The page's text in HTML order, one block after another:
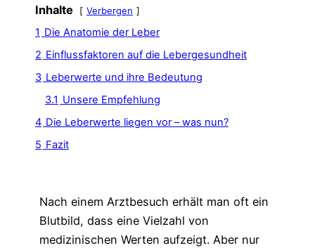
Inhalte Verbergen
1 Die Anatomie der Leber
2 Einflussfaktoren auf die Lebergesundheit
3 Leberwerte und ihre Bedeutung
3.1 Unsere Empfehlung
4 Die Leberwerte liegen vor – was nun?
5 Fazit
Nach einem Arztbesuch erhält man oft ein
Blutbild, dass eine Vielzahl von
medizinischen Werten aufzeigt. Aber nur